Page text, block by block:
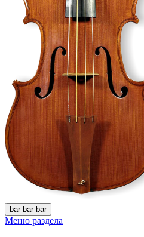
bar bar bar
Меню раздела